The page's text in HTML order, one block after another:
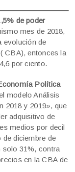
de poder
mes de 2018,
evolución de
CBA), entonces la
por ciento.
Política
modelo Análisis
2018 y 2019», que
adquisitivo de
medios por decil
de diciembre de
solo 31%, contra
en la CBA de